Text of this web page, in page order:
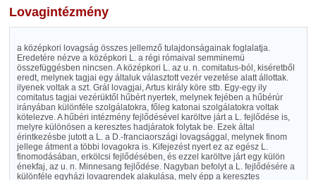
Lovagintézmény
a középkori lovagság összes jellemző tulajdonságainak foglalatja.
Eredetére nézve a középkori L. a régi rómaival semminemü
összefüggésben nincsen. A középkori L. az u. n. comitatus-ból, kiséretből
eredt, melynek tagjai egy általuk választott vezér vezetése alatt állottak.
ilyenek voltak a szt. Grál lovagjai, Artus király köre stb. Egy-egy ily
comitatus tagjai vezérüktől hűbért nyertek, melynek fejében a hűbérúr
irányában különféle szolgálatokra, főleg katonai szolgálatokra voltak
kötelezve. A hűbéri intézmény fejlődésével karöltve járt a L. fejlődése is,
melyre különösen a keresztes hadjáratok folytak be. Ezek által
érintkezésbe jutott a L. a D.-franciaországi lovagsággal, melynek finom
jellege átment a többi lovagokra is. Kifejezést nyert ez az egész L.
finomodásában, erkölcsi fejlődésében, és ezzel karöltve járt egy külön
énekfaj, az u. n. Minnesang fejlődése. Nagyban befolyt a L. fejlődésére a
különféle egyházi lovagrendek alakulása, mely épp a keresztes